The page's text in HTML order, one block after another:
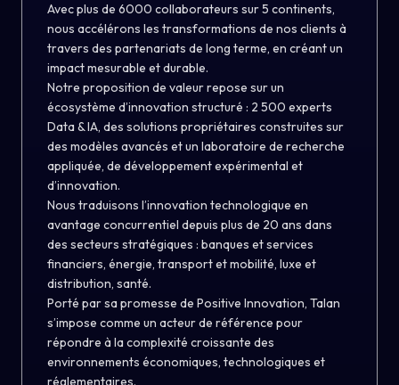
Avec plus de 6000 collaborateurs sur 5 continents,
nous accélérons les transformations de nos clients à
travers des partenariats de long terme, en créant un
impact mesurable et durable.
Notre proposition de valeur repose sur un
écosystème d’innovation structuré : 2 500 experts
Data & IA, des solutions propriétaires construites sur
des modèles avancés et un laboratoire de recherche
appliquée, de développement expérimental et
d’innovation.
Nous traduisons l’innovation technologique en
avantage concurrentiel depuis plus de 20 ans dans
des secteurs stratégiques : banques et services
financiers, énergie, transport et mobilité, luxe et
distribution, santé.
Porté par sa promesse de Positive Innovation, Talan
s’impose comme un acteur de référence pour
répondre à la complexité croissante des
environnements économiques, technologiques et
réglementaires.